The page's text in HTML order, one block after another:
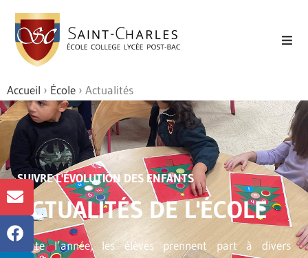
Accueil › École › Actualités
SUIVRE L'ÉVOLUTION DES ENFANTS
ACTUALITÉS DE L'ÉCOLE
Toute l’année, les élèves prennent part à divers